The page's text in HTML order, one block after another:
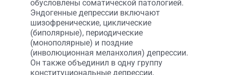
обусловлены соматической патологией.
Эндогенные депрессии включают
шизофренические, циклические
(биполярные), периодические
(монополярные) и поздние
(инволюционная меланхолия) депрессии.
Он также объединил в одну группу
конституциональные депрессии,